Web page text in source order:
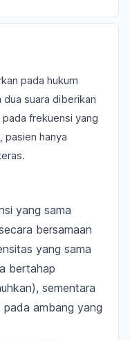
pada hukum
suara diberikan
frekuensi yang
hanya
yang sama
bersamaan
yang sama
bertahap
sementara
ambang yang